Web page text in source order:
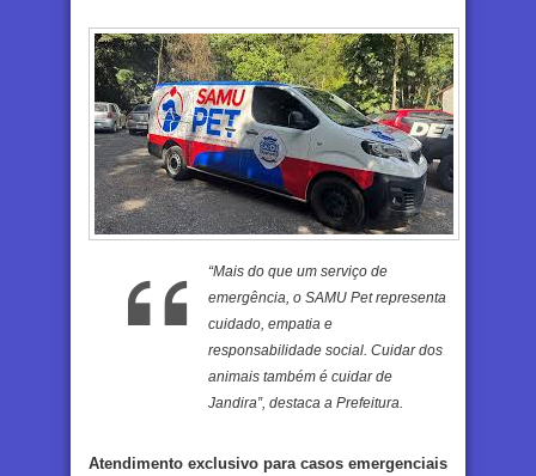
“Mais do que um serviço de
emergência, o SAMU Pet representa
cuidado, empatia e
responsabilidade social. Cuidar dos
animais também é cuidar de
Jandira”, destaca a Prefeitura.
Atendimento exclusivo para casos emergenciais